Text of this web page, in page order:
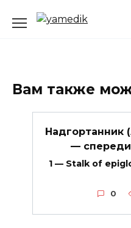
Вам также
Надгортанник
—
1 — Stalk of
0